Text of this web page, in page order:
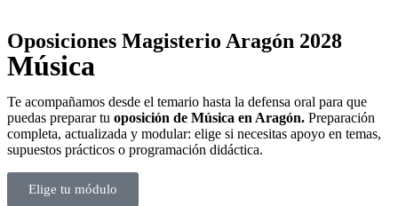
Oposiciones Magisterio Aragón 2028
Música
Te acompañamos desde el temario hasta la defensa oral para que
puedas preparar tu oposición de Música en Aragón. Preparación
completa, actualizada y modular: elige si necesitas apoyo en temas,
supuestos prácticos o programación didáctica.
Elige tu módulo